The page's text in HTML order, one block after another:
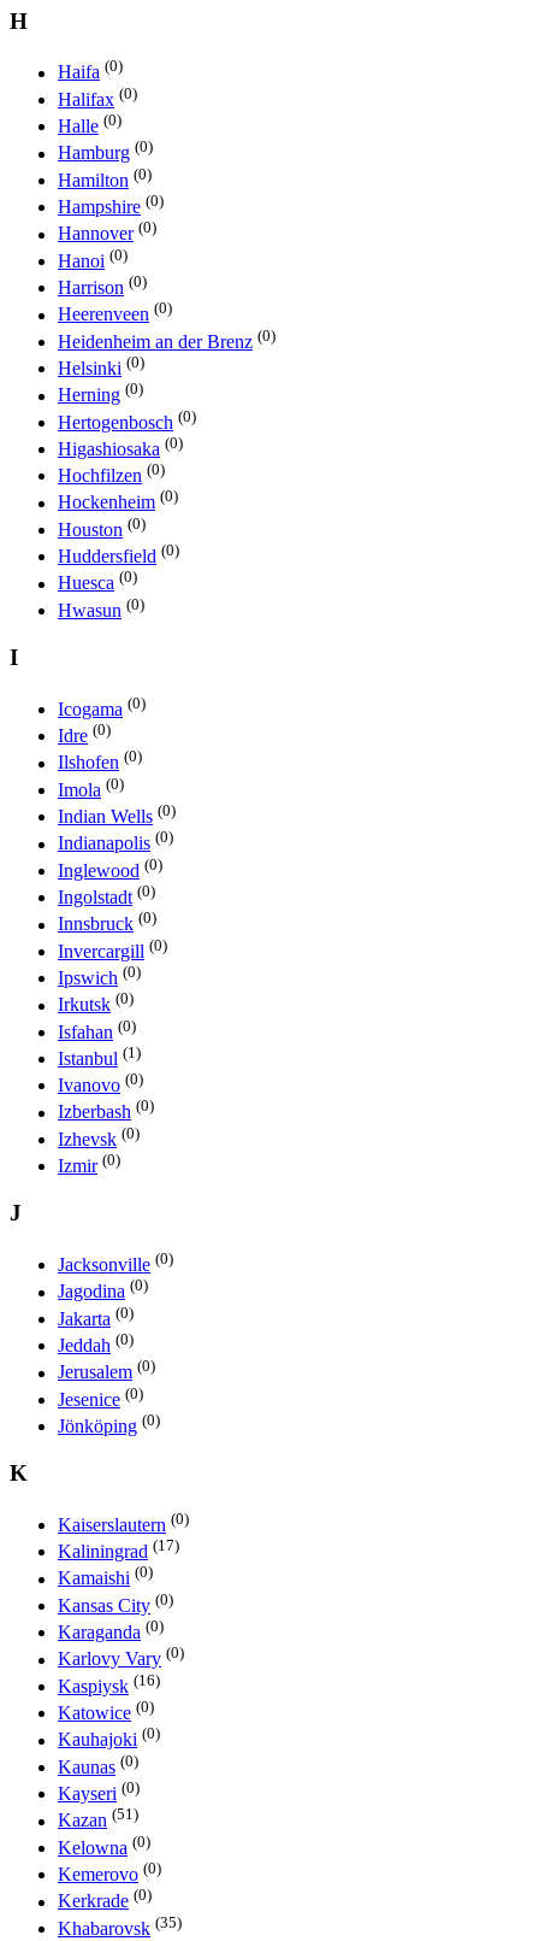
H
Haifa (0)
Halifax (0)
Halle (0)
Hamburg (0)
Hamilton (0)
Hampshire (0)
Hannover (0)
Hanoi (0)
Harrison (0)
Heerenveen (0)
Heidenheim an der Brenz (0)
Helsinki (0)
Herning (0)
Hertogenbosch (0)
Higashiosaka (0)
Hochfilzen (0)
Hockenheim (0)
Houston (0)
Huddersfield (0)
Huesca (0)
Hwasun (0)
I
Icogama (0)
Idre (0)
Ilshofen (0)
Imola (0)
Indian Wells (0)
Indianapolis (0)
Inglewood (0)
Ingolstadt (0)
Innsbruck (0)
Invercargill (0)
Ipswich (0)
Irkutsk (0)
Isfahan (0)
Istanbul (1)
Ivanovo (0)
Izberbash (0)
Izhevsk (0)
Izmir (0)
J
Jacksonville (0)
Jagodina (0)
Jakarta (0)
Jeddah (0)
Jerusalem (0)
Jesenice (0)
Jönköping (0)
K
Kaiserslautern (0)
Kaliningrad (17)
Kamaishi (0)
Kansas City (0)
Karaganda (0)
Karlovy Vary (0)
Kaspiysk (16)
Katowice (0)
Kauhajoki (0)
Kaunas (0)
Kayseri (0)
Kazan (51)
Kelowna (0)
Kemerovo (0)
Kerkrade (0)
Khabarovsk (35)